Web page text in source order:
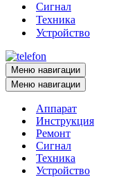
Сигнал
Техника
Устройство
Меню навигации
Меню навигации
Аппарат
Инструкция
Ремонт
Сигнал
Техника
Устройство